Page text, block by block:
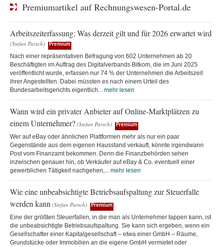
Premiumartikel auf Rechnungswesen-Portal.de
Arbeitszeiterfassung: Was derzeit gilt und für 2026 erwartet wird
(Stefan Parsch) Premium
Nach einer repräsentativen Befragung von 602 Unternehmen ab 20
Beschäftigten im Auftrag des Digitalverbands Bitkom, die im Juni 2025
veröffentlicht wurde, erfassen nur 74 % der Unternehmen die Arbeitszeit
ihrer Angestellten. Dabei müssten es nach einem Urteil des
Bundesarbeitsgerichts eigentlich... mehr lesen
Wann wird ein privater Anbieter auf Online-Marktplätzen zu
einem Unternehmer? (Stefan Parsch) Premium
Wer auf eBay oder ähnlichen Plattformen mehr als nur ein paar
Gegenstände aus dem eigenen Hausstand verkauft, könnte irgendwann
Post vom Finanzamt bekommen. Denn die Finanzbehörden sehen
inzwischen genauer hin, ob Verkäufer auf eBay & Co. eventuell einer
gewerblichen Tätigkeit nachgehen,... mehr lesen
Wie eine unbeabsichtigte Betriebsaufspaltung zur Steuerfalle
werden kann (Stefan Parsch) Premium
Eine der größten Steuerfallen, in die man als Unternehmer tappen kann, ist
die unbeabsichtigte Betriebsaufspaltung. Sie kann sich ergeben, wenn ein
Gesellschafter einer Kapitalgesellschaft – etwa einer GmbH – Räume,
Grundstücke oder Immobilien an die eigene GmbH vermietet oder